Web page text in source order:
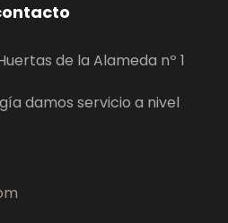
de la Alameda nº 1
damos servicio a nivel